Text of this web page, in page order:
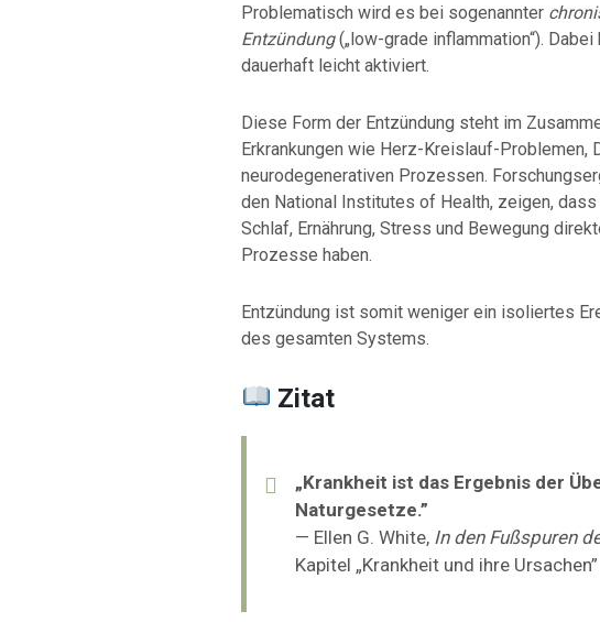
Problematisch wird es bei sogenannter
Entzündung(„low-grade inflammation“).
dauerhaft leicht aktiviert.
Diese Form der Entzündung steht im
Erkrankungen wie Herz-Kreislauf-Problemen,
neurodegenerativen Prozessen.
den National Institutes of Health, zeigen,
Schlaf, Ernährung, Stress und Bewegung
Prozesse haben.
Entzündung ist somit weniger ein isoliertes
des gesamten Systems.
Zitat
„Krankheit ist das Ergebnis der
Naturgesetze.”
— Ellen G. White, In den Fußspuren
Kapitel „Krankheit und ihre Ursachen”